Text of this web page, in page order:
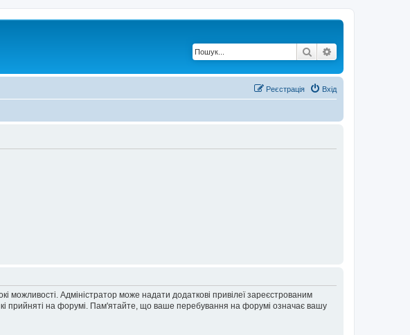
Пошук
Вхід
Реєстрація
можливості. Адміністратор може надати додаткові привілеї зареєстрованим
прийняті на форумі. Пам'ятайте, що ваше перебування на форумі означає вашу